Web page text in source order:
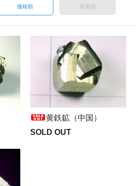
価格順 新着順
黄鉄鉱（中国）
SOLD OUT